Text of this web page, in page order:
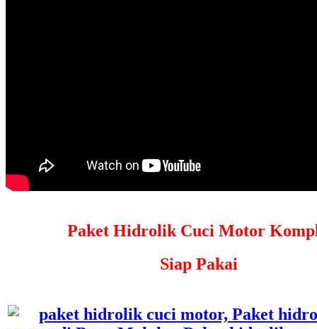
Paket Hidrolik Cuci Motor
Siap Pakai